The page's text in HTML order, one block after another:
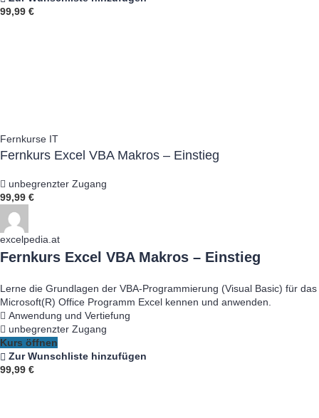
99,99 €
Fernkurse IT
Fernkurs Excel VBA Makros – Einstieg
unbegrenzter Zugang
99,99 €
excelpedia.at
Fernkurs Excel VBA Makros – Einstieg
Lerne die Grundlagen der VBA-Programmierung (Visual Basic) für das
Microsoft(R) Office Programm Excel kennen und anwenden.
Anwendung und Vertiefung
unbegrenzter Zugang
Kurs öffnen
Zur Wunschliste hinzufügen
99,99 €